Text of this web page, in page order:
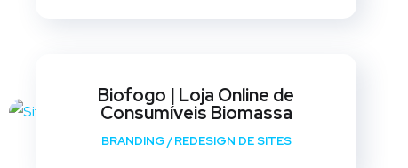
Biofogo | Loja Online de
Consumíveis Biomassa
BRANDING/REDESIGN DE SITES